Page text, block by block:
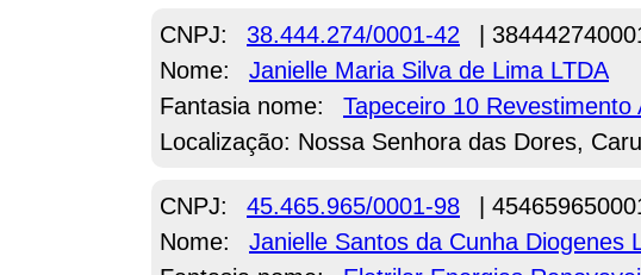
CNPJ: 38.444.274/0001-42
|
Nome:
Janielle Maria Silva de Lima LTDA
Fantasia nome:
Tapeceiro 10 Revestimento
Localização: Nossa Senhora das Dores,
CNPJ: 45.465.965/0001-98
|
Nome:
Janielle Santos da Cunha Diogenes